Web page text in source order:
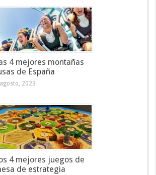
4 mejores montañas
de España
2023
4 mejores juegos de
de estrategia